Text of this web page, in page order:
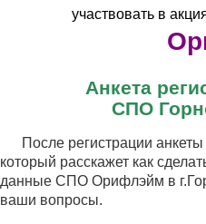
участвовать в
Анкета
СПО
После регистрации
который расскажет как
данные СПО Орифлэйм в
ваши вопросы.